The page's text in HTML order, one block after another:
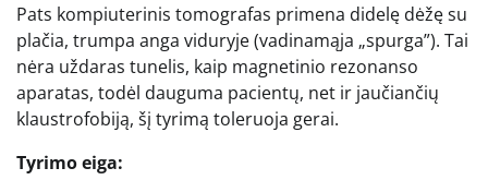
Pats kompiuterinis tomografas primena didelę dėžę su
plačia, trumpa anga viduryje (vadinamąja „spurga”). Tai
nėra uždaras tunelis, kaip magnetinio rezonanso
aparatas, todėl dauguma pacientų, net ir jaučiančių
klaustrofobiją, šį tyrimą toleruoja gerai.
Tyrimo eiga: